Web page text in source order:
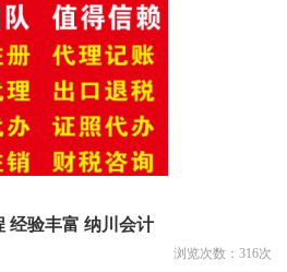
经验丰富 纳川会计
浏览次数： 316次